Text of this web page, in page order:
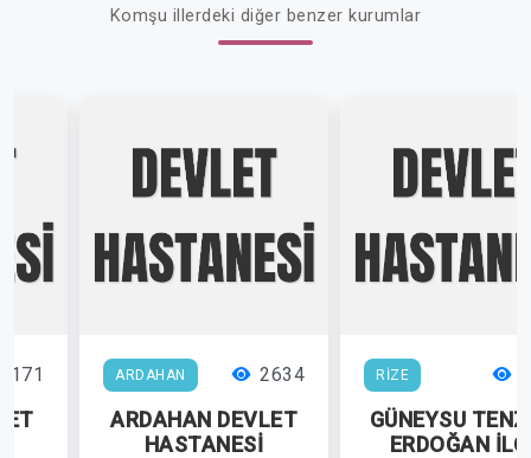
Komşu illerdeki diğer benzer kurumlar
ARDAHAN 2634
ARDAHAN DEVLET
HASTANESİ
RİZE
GÜNEYSU
ERDOĞAN